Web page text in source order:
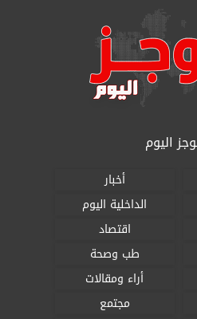
اليوم
أخبار
الداخلية اليوم
اقتصاد
طب وصحة
أراء ومقالات
مجتمع